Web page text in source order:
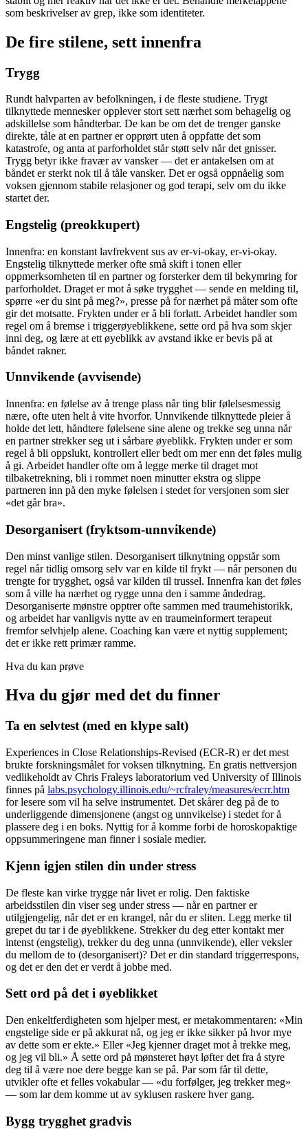
som beskrivelser av grep, ikke som identiteter.
De fire stilene, sett innenfra
Trygg
Rundt halvparten av befolkningen, i de fleste studiene. Trygt
tilknyttede mennesker opplever stort sett nærhet som behagelig og
adskillelse som håndterbar. De kan be om det de trenger ganske
direkte, tåle at en partner er opprørt uten å oppfatte det som
katastrofe, og anta at parforholdet står støtt selv når det gnisser.
Trygg betyr ikke fravær av vansker — det er antakelsen om at
båndet er sterkt nok til å tåle vansker. Det er også oppnåelig som
voksen gjennom stabile relasjoner og god terapi, selv om du ikke
startet der.
Engstelig (preokkupert)
Innenfra: en konstant lavfrekvent sus av er-vi-okay, er-vi-okay.
Engstelig tilknyttede merker ofte små skift i tonen eller
oppmerksomheten til en partner og forsterker dem til bekymring for
parforholdet. Draget er mot å søke trygghet — sende en melding til,
spørre «er du sint på meg?», presse på for nærhet på måter som ofte
gir det motsatte. Frykten under er å bli forlatt. Arbeidet handler som
regel om å bremse i triggerøyeblikkene, sette ord på hva som skjer
inni deg, og lære at ett øyeblikk av avstand ikke er bevis på at
båndet rakner.
Unnvikende (avvisende)
Innenfra: en følelse av å trenge plass når ting blir følelsesmessig
nære, ofte uten helt å vite hvorfor. Unnvikende tilknyttede pleier å
holde det lett, håndtere følelsene sine alene og trekke seg unna når
en partner strekker seg ut i sårbare øyeblikk. Frykten under er som
regel å bli oppslukt, kontrollert eller bedt om mer enn det føles mulig
å gi. Arbeidet handler ofte om å legge merke til draget mot
tilbaketrekning, bli i rommet noen minutter ekstra og slippe
partneren inn på den myke følelsen i stedet for versjonen som sier
«det går bra».
Desorganisert (fryktsom-unnvikende)
Den minst vanlige stilen. Desorganisert tilknytning oppstår som
regel når tidlig omsorg selv var en kilde til frykt — når personen du
trengte for trygghet, også var kilden til trussel. Innenfra kan det føles
som å ville ha nærhet og rygge unna den i samme åndedrag.
Desorganiserte mønstre opptrer ofte sammen med traumehistorikk,
og arbeidet har vanligvis nytte av en traumeinformert terapeut
fremfor selvhjelp alene. Coaching kan være et nyttig supplement;
det er ikke rett primær ramme.
Hva du kan prøve
Hva du gjør med det du finner
Ta en selvtest (med en klype salt)
Experiences in Close Relationships-Revised (ECR-R) er det mest
brukte forskningsmålet for voksen tilknytning. En gratis nettversjon
vedlikeholdt av Chris Fraleys laboratorium ved University of Illinois
finnes på labs.psychology.illinois.edu/~rcfraley/measures/ecrr.htm
for lesere som vil ha selve instrumentet. Det skårer deg på de to
underliggende dimensjonene (angst og unnvikelse) i stedet for å
plassere deg i en boks. Nyttig for å komme forbi de horoskopaktige
oppsummeringene man finner i sosiale medier.
Kjenn igjen stilen din under stress
De fleste kan virke trygge når livet er rolig. Den faktiske
arbeidsstilen din viser seg under stress — når en partner er
utilgjengelig, når det er en krangel, når du er sliten. Legg merke til
grepet du tar i de øyeblikkene. Strekker du deg etter kontakt mer
intenst (engstelig), trekker du deg unna (unnvikende), eller veksler
du mellom de to (desorganisert)? Det er din standard triggerrespons,
og det er den det er verdt å jobbe med.
Sett ord på det i øyeblikket
Den enkeltferdigheten som hjelper mest, er metakommentaren: «Min
engstelige side er på akkurat nå, og jeg er ikke sikker på hvor mye
av dette som er ekte.» Eller «Jeg kjenner draget mot å trekke meg,
og jeg vil bli.» Å sette ord på mønsteret høyt løfter det fra å styre
deg til å være noe dere begge kan se på. Par som får til dette,
utvikler ofte et felles vokabular — «du forfølger, jeg trekker meg»
— som lar dem komme ut av syklusen raskere hver gang.
Bygg trygghet gradvis